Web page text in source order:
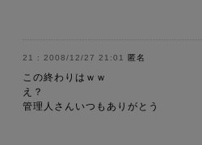
2008/12/27 21:01 匿名
この終わりはｗｗ
え？
管理人さんいつもありがとう